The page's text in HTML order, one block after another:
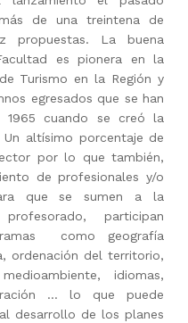
de una treintena de
propuestas. La buena
es pionera en la
Turismo en la Región y
egresados que se han
1965 cuando se creó la
altísimo porcentaje de
por lo que también,
de profesionales y/o
que se sumen a la
participan
como geografía
ordenación del territorio,
idiomas,
… lo que puede
desarrollo de los planes